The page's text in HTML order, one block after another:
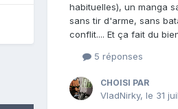
habituelles), un manga
sans tir d'arme, sans
conflit.... Et ça fait du
5 réponses
CHOISI PAR
VladNirky, le 31